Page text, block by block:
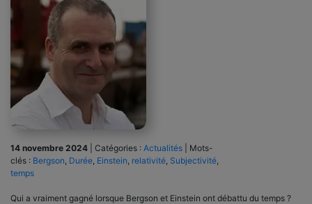
14 novembre 2024 Catégories : Actualités
Mots-
clés : Bergson Durée Einstein relativité Subjectivité
temps
Qui a vraiment gagné lorsque Bergson et Einstein ont débattu du temps ?